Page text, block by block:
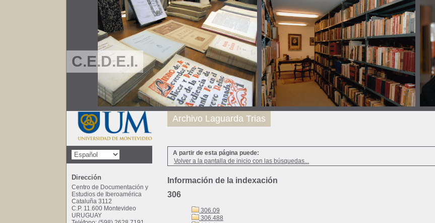
C.E.D.E.I.
A partir de esta página puede:
Volver a la pantalla de inicio con las búsquedas...
Información de la indexación
306
306.09
306.488
Archivo Laguarda Trias
Dirección
Centro de Documentación y
Estudios de Iberoamérica
Cataluña 3112
C.P. 11.600 Montevideo
URUGUAY